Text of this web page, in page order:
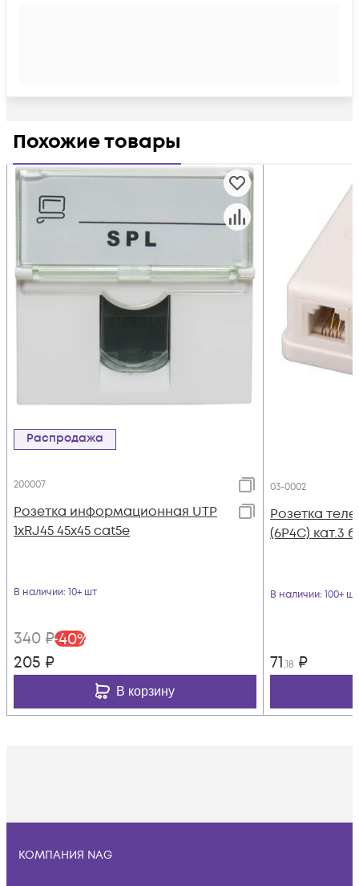
Похожие товары
Распродажа
200007
Розетка информационная UTP
1хRJ45 45х45 cat5е
В наличии: 10+ шт
340 ₽-40%
205 ₽
В корзину
03-0002
Розетка
(6P4C) кат.3
В наличии: 100+ шт
71,18 ₽
КОМПАНИЯ NAG